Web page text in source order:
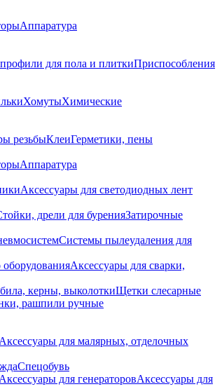
Аппаратура
для пола и плиткиПриспособления
ХомутыХимические
резьбыКлеиГерметики, пены
Аппаратура
Аксессуары для светодиодных лент
дрели для буренияЗатирочные
Системы пылеудаления для
Аксессуары для сварки,
керны, выколоткиЩетки слесарные
рашпили ручные
Аксессуары для малярных, отделочных
Спецобувь
Аксессуары для генераторовАксессуары для